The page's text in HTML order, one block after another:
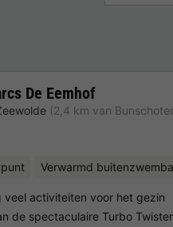
De Eemhof
(2,4 km van
Verwarmd
veel activiteiten voor het gezin
de spectaculaire Turbo Twister